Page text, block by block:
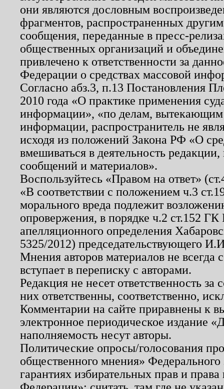
они являются дословным
фрагментов, распространенных
сообщения, переданные в пресс-
общественных организаций и
привлечено к ответственности за
Федерации о средствах массовой
Согласно абз.3, п.13 Постановления
2010 года «О практике применения
информации», «по делам, вытекающим
информации, распространитель не
исходя из положений Закона РФ «О
вмешиваться в деятельность
сообщений и материалов».
Воспользуйтесь «Правом на ответ»
«В соответствии с положением ч.3
морального вреда подлежит
опровержения, в порядке ч.2 ст.152
апелляционного определения
5325/2012) председательствующего
Мнения авторов материалов не
вступает в переписку с авторами.
Редакция не несет ответственность
них ответственны, соответственно,
Комментарии на сайте приравнены к
электронное периодическое издание
наполняемость несут авторы.
Политические опросы/голосования
общественного мнения»
гарантиях избирательных прав и